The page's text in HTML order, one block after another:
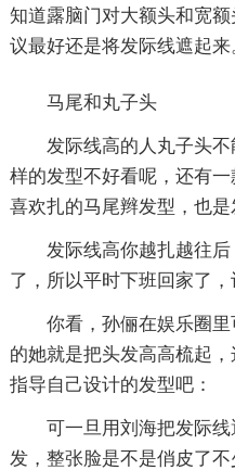
知道露脑门对大额头和宽
议最好还是将发际线遮起来
马尾和丸子头
发际线高的人丸子头
样的发型不好看呢，还有
喜欢扎的马尾辫发型，也是
发际线高你越扎越往
了，所以平时下班回家了，
你看，孙俪在娱乐圈
的她就是把头发高高梳起
指导自己设计的发型吧：
可一旦用刘海把发际
发，整张脸是不是俏皮了不